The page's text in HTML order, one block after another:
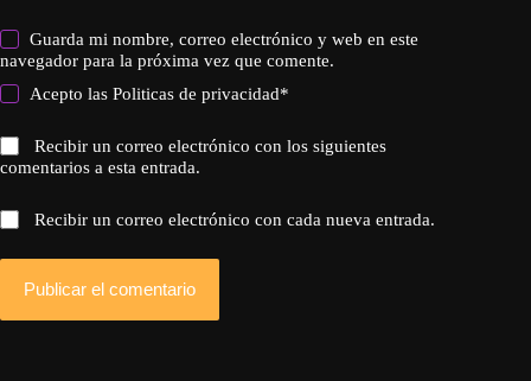
Guarda mi nombre, correo electrónico y web en este
navegador para la próxima vez que comente.
Acepto lasPoliticas de privacidad*
Recibir un correo electrónico con los siguientes
comentarios a esta entrada.
Recibir un correo electrónico con cada nueva entrada.
Publicar el comentario